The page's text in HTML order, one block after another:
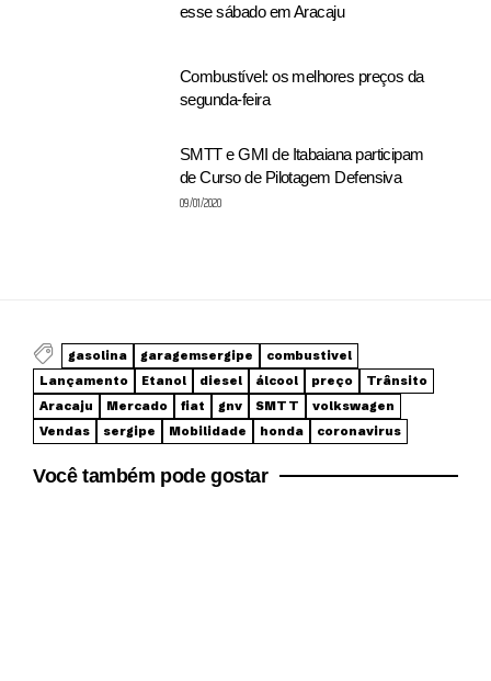
esse sábado em Aracaju
Combustível: os melhores preços da
segunda-feira
SMTT e GMI de Itabaiana participam
de Curso de Pilotagem Defensiva
09/01/2020
gasolina garagemsergipe
combustivel
Lançamento
Etanol diesel álcool preço
Trânsito
Aracaju
Mercado fiat gnv SMTT
volkswagen
Vendas
sergipe Mobilidade honda coronavirus
Você também pode gostar